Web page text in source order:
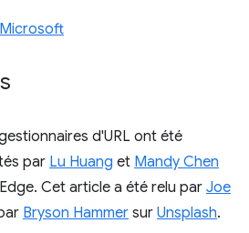
d'URL ont été
par Lu Huang et Mandy Chen
Cet article a été relu par Joe
Bryson Hammer sur Unsplash.